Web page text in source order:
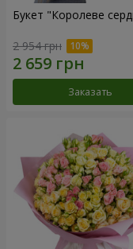
Букет "Королеве
2 954 грн
Заказать